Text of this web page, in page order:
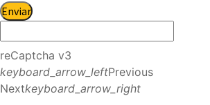
Enviar
reCaptcha v3
keyboard_arrow_leftPrevious
Nextkeyboard_arrow_right